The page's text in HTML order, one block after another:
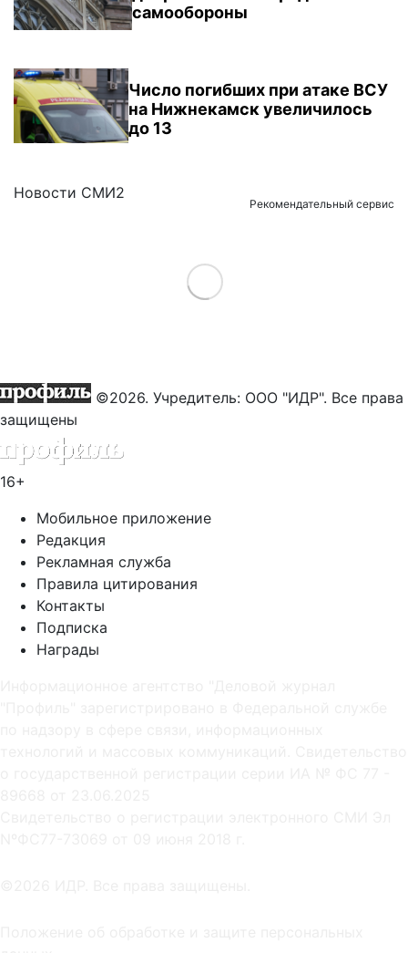
самообороны
Число погибших при атаке ВСУ
на Нижнекамск увеличилось
до 13
Новости СМИ2
Рекомендательный сервис
Load More
©2026. Учредитель: ООО "ИДР". Все права
защищены
16+
Мобильное приложение
Редакция
Рекламная служба
Правила цитирования
Контакты
Подписка
Награды